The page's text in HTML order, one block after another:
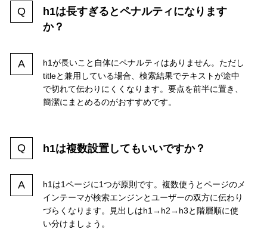
h1は長すぎるとペナルティになります
か？
h1が長いこと自体にペナルティはありません。ただし
titleと兼用している場合、検索結果でテキストが途中
で切れて伝わりにくくなります。要点を前半に置き、
簡潔にまとめるのがおすすめです。
h1は複数設置してもいいですか？
h1は1ページに1つが原則です。複数使うとページのメ
インテーマが検索エンジンとユーザーの双方に伝わり
づらくなります。見出しはh1→h2→h3と階層順に使
い分けましょう。